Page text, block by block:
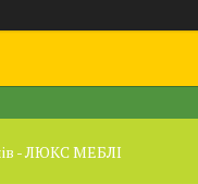
- ЛЮКС МЕБЛІ